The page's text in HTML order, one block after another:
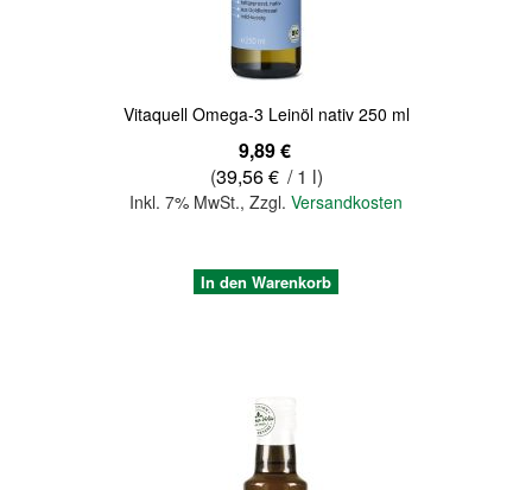
Vitaquell Omega-3 Leinöl nativ 250 ml
9,89 €
(39,56 € / 1 l)
Inkl. 7% MwSt., Zzgl. Versandkosten
In den Warenkorb